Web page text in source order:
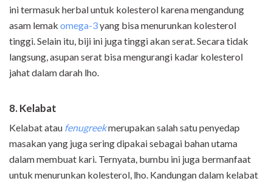
ini termasuk herbal untuk kolesterol karena mengandung
asam lemak omega-3yang bisa menurunkan kolesterol
tinggi. Selain itu, biji ini juga tinggi akan serat. Secara tidak
langsung, asupan serat bisa mengurangi kadar kolesterol
jahat dalam darah lho.
8. Kelabat
Kelabat atau fenugreekmerupakan salah satu penyedap
masakan yang juga sering dipakai sebagai bahan utama
dalam membuat kari. Ternyata, bumbu ini juga bermanfaat
untuk menurunkan kolesterol, lho. Kandungan dalam kelabat